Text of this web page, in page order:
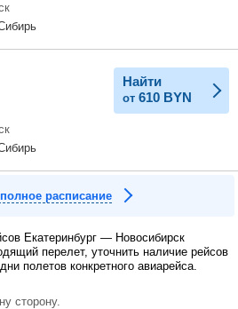
Найти
от 610 BYN
расписание
Екатеринбург — Новосибирск
перелет, уточнить наличие рейсов
полетов конкретного авиарейса.
сторону.